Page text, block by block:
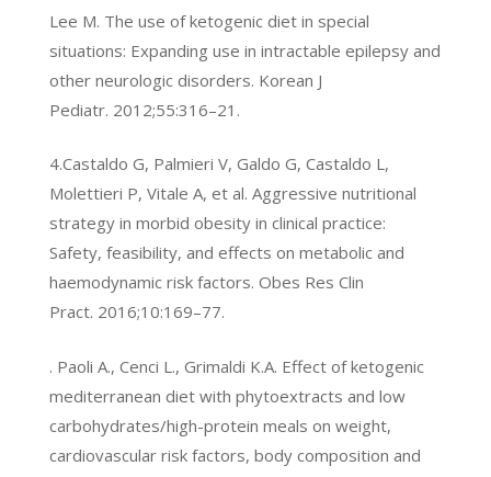
Lee M. The use of ketogenic diet in special
situations: Expanding use in intractable epilepsy and
other neurologic disorders. Korean J
Pediatr. 2012;55:316–21.
4.Castaldo G, Palmieri V, Galdo G, Castaldo L,
Molettieri P, Vitale A, et al. Aggressive nutritional
strategy in morbid obesity in clinical practice:
Safety, feasibility, and effects on metabolic and
haemodynamic risk factors. Obes Res Clin
Pract. 2016;10:169–77.
. Paoli A., Cenci L., Grimaldi K.A. Effect of ketogenic
mediterranean diet with phytoextracts and low
carbohydrates/high-protein meals on weight,
cardiovascular risk factors, body composition and